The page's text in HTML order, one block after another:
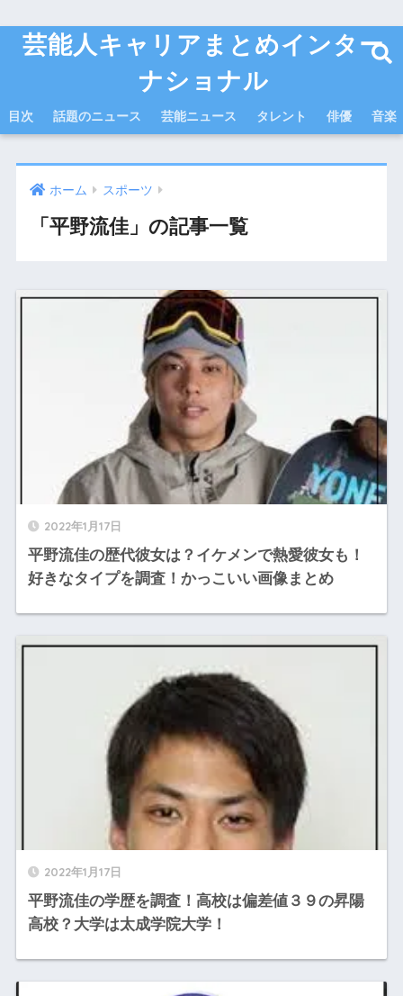
芸能人キャリアまとめインター
ナショナル
目次 話題のニュース 芸能ニュース タレント 俳優 音楽
ホーム スポーツ
「平野流佳」の記事一覧
2022年1月17日
平野流佳の歴代彼女は？イケメンで熱愛彼女も！
好きなタイプを調査！かっこいい画像まとめ
2022年1月17日
平野流佳の学歴を調査！高校は偏差値３９の昇陽
高校？大学は太成学院大学！